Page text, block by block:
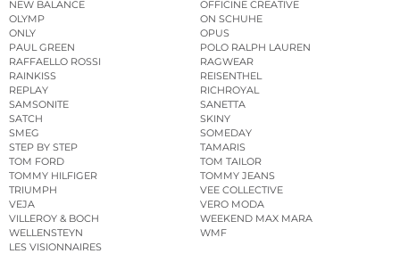
NEW BALANCE
OFFICINE CREATIVE
OLYMP
ON SCHUHE
ONLY
OPUS
PAUL GREEN
POLO RALPH LAUREN
RAFFAELLO ROSSI
RAGWEAR
RAINKISS
REISENTHEL
REPLAY
RICHROYAL
SAMSONITE
SANETTA
SATCH
SKINY
SMEG
SOMEDAY
STEP BY STEP
TAMARIS
TOM FORD
TOM TAILOR
TOMMY HILFIGER
TOMMY JEANS
TRIUMPH
VEE COLLECTIVE
VEJA
VERO MODA
VILLEROY & BOCH
WEEKEND MAX MARA
WELLENSTEYN
WMF
LES VISIONNAIRES